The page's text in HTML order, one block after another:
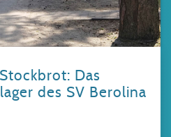
Das
des SV Berolina